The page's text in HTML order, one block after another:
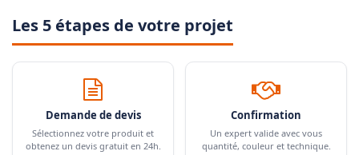
Les 5 étapes de votre projet
Demande de devis
Sélectionnez votre produit et
obtenez un devis gratuit en 24h.
Confirmation
Un expert valide avec vous
quantité, couleur et technique.